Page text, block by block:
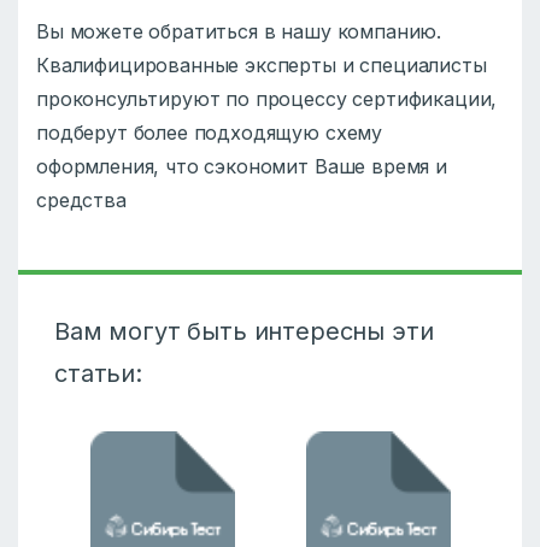
Вы можете обратиться в нашу компанию.
Квалифицированные эксперты и специалисты
проконсультируют по процессу сертификации,
подберут более подходящую схему
оформления, что сэкономит Ваше время и
средства
Вам могут быть интересны эти
статьи: